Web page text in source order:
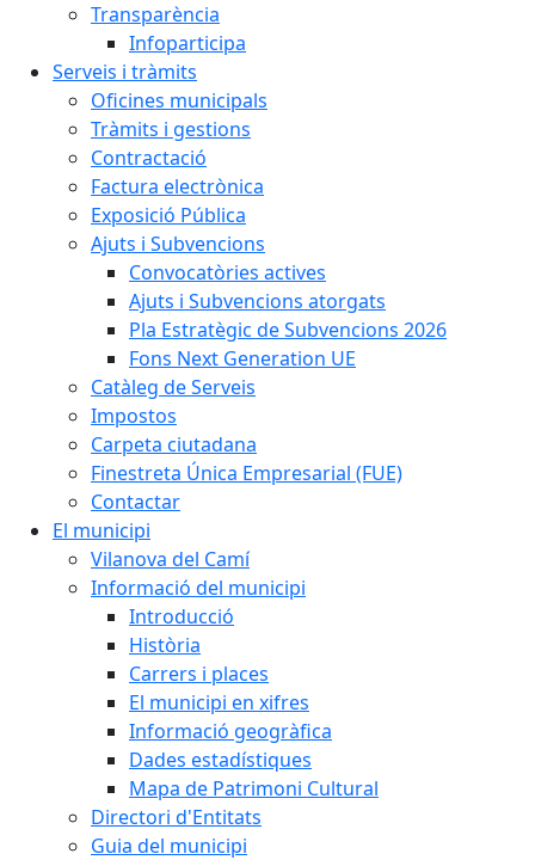
Transparència
Infoparticipa
Serveis i tràmits
Oficines municipals
Tràmits i gestions
Contractació
Factura electrònica
Exposició Pública
Ajuts i Subvencions
Convocatòries actives
Ajuts i Subvencions atorgats
Pla Estratègic de Subvencions 2026
Fons Next Generation UE
Catàleg de Serveis
Impostos
Carpeta ciutadana
Finestreta Única Empresarial (FUE)
Contactar
El municipi
Vilanova del Camí
Informació del municipi
Introducció
Història
Carrers i places
El municipi en xifres
Informació geogràfica
Dades estadístiques
Mapa de Patrimoni Cultural
Directori d'Entitats
Guia del municipi